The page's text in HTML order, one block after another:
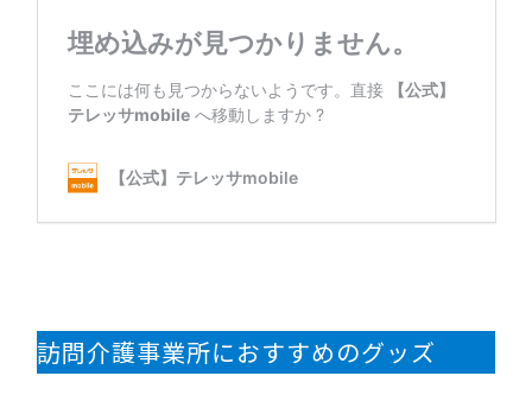
訪問介護事業所におすすめのグッズ